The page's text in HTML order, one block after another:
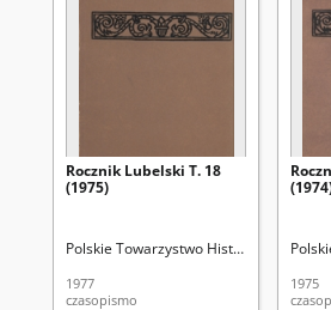
Rocznik Lubelski T. 18
(1975)
Polskie Towarzystwo Historyczne.
1977
czasopismo
1975